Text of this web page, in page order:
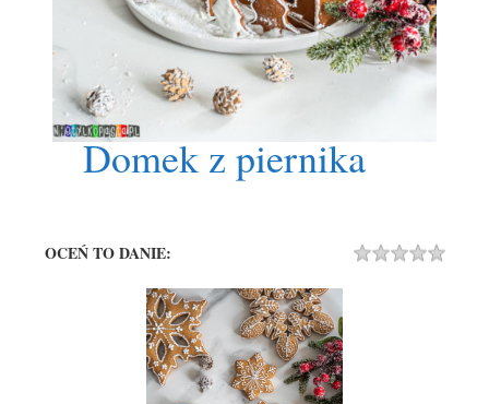
Domek z piernika
OCEŃ TO DANIE: Rating